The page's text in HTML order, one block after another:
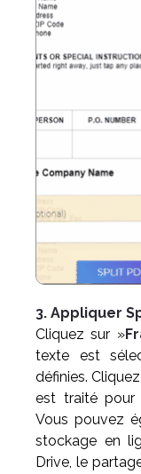
3. Appliquer
Cliquez sur »
texte est
définies.
est traité pour
Vous pouvez
stockage en
Drive, le